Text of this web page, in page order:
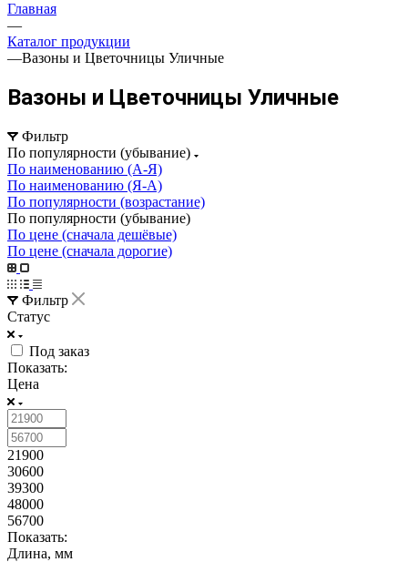
Главная
—
Каталог продукции
—Вазоны и Цветочницы Уличные
Вазоны и Цветочницы Уличные
Фильтр
По популярности (убывание)
По наименованию (А-Я)
По наименованию (Я-А)
По популярности (возрастание)
По популярности (убывание)
По цене (сначала дешёвые)
По цене (сначала дорогие)
Фильтр
Статус
Под заказ
Показать:
Цена
21900
30600
39300
48000
56700
Показать:
Длина, мм